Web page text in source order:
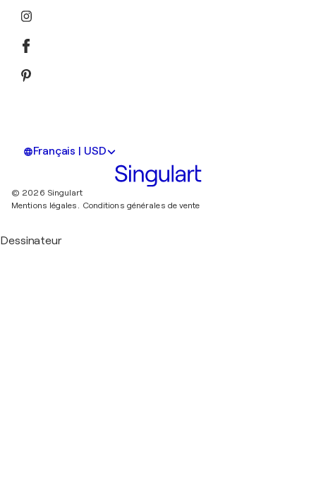
Français | USD
© 2026 Singulart
Mentions légales. Conditions générales de vente
Dessinateur